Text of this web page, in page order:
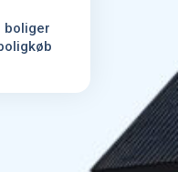
boliger